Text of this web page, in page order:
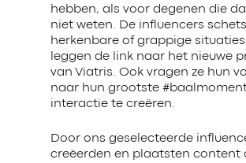
hebben, als voor degenen die
niet weten. De influencers
herkenbare of grappige
leggen de link naar het nieuwe
van Viatris. Ook vragen ze hun
naar hun grootste
interactie te creëren.
Door ons geselecteerde
creëerden en plaatsten content